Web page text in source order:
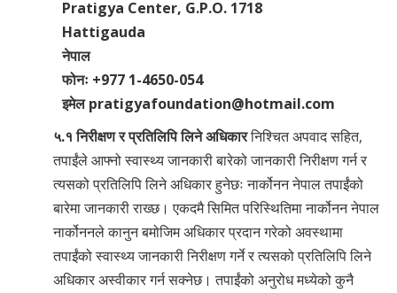
Pratigya Center, G.P.O. 1718
Hattigauda
नेपाल
फोनः +977 1-4650-054
इमेल pratigyafoundation@hotmail.com
५.१ निरीक्षण र प्रतिलिपि लिने अधिकारनिश्चित अपवाद सहित,
तपाईंले आफ्नो स्वास्थ्य जानकारी बारेको जानकारी निरीक्षण गर्न र
त्यसको प्रतिलिपि लिने अधिकार हुनेछः नार्कोनन नेपाल तपाईंको
बारेमा जानकारी राख्छ। एकदमै सिमित परिस्थितिमा नार्कोनन नेपाल
‍नार्कोननले कानुन बमोजिम अधिकार प्रदान गरेको अवस्थामा
तपाईंको स्वास्थ्य जानकारी निरीक्षण गर्ने र त्यसको प्रतिलिपि लिने
अधिकार अस्वीकार गर्न सक्नेछ। तपाईंको अनुरोध मध्येको कुनै